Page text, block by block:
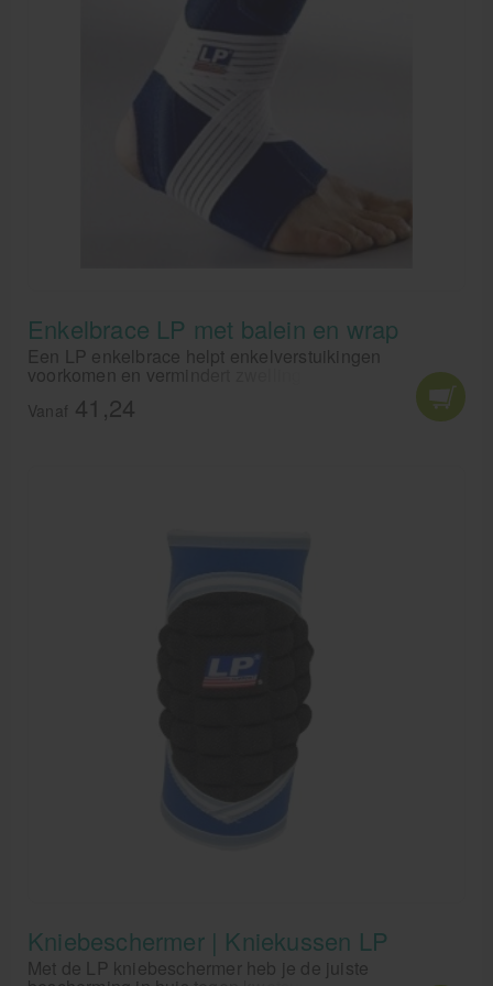
blessures. Met de LP ijszak kun je snel en gemakkelijk
de juiste behandeling toepassen voor een snel herstel.
Enkelbrace LP met balein en wrap
Een LP enkelbrace helpt enkelverstuikingen
voorkomen en vermindert zwelling en stijfheid.
Vanaf 41,24
Kniebeschermer | Kniekussen LP
Met de LP kniebeschermer heb je de juiste